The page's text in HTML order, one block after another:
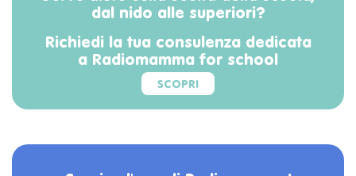
dal nido alle superiori?
Richiedi la tua consulenza dedicata
a Radiomamma for school
SCOPRI